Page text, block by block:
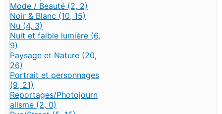
Mode / Beauté (2, 2)
Noir & Blanc (10, 15)
Nu (4, 3)
Nuit et faible lumière (6,
9)
Paysage et Nature (20,
26)
Portrait et personnages
(9, 21)
Reportages/Photojourn
alisme (2, 0)